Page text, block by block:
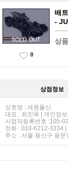
배
-
상
0
상점정보
상호명 : 세원물산
대표 : 최진욱 | 개인정
사업자등록번호 :105-
전화 : 010-6212-3334 |
주소 : 서울 용산구 용